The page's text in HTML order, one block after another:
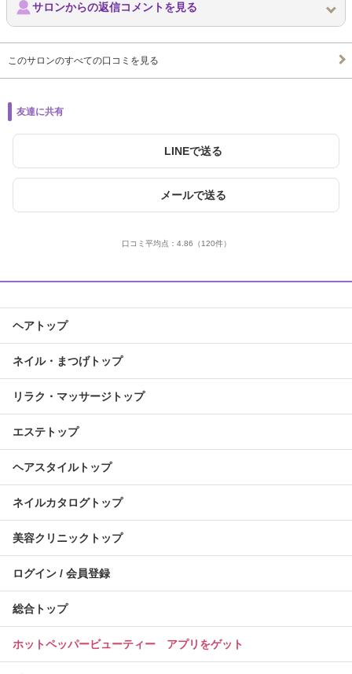
サロンからの返信コメントを見る
このサロンのすべての口コミを見る
友達に共有
LINEで送る
メールで送る
口コミ平均点： 4.86 （120件）
ヘアトップ
ネイル・まつげトップ
リラク・マッサージトップ
エステトップ
ヘアスタイルトップ
ネイルカタログトップ
美容クリニックトップ
ログイン / 会員登録
総合トップ
ホットペッパービューティー アプリをゲット